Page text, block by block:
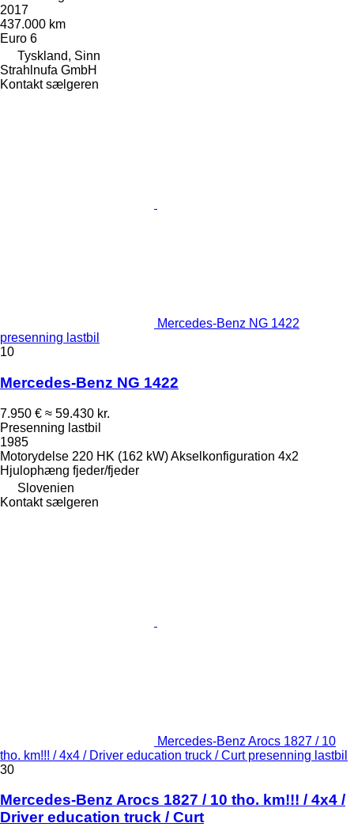
2017
437.000 km
Euro 6
Tyskland, Sinn
Strahlnufa GmbH
Kontakt sælgeren
Mercedes-Benz NG 1422
presenning lastbil
10
Mercedes-Benz NG 1422
7.950 € ≈ 59.430 kr.
Presenning lastbil
1985
Motorydelse 220 HK (162 kW)Akselkonfiguration 4x2
Hjulophæng fjeder/fjeder
Slovenien
Kontakt sælgeren
Mercedes-Benz Arocs 1827 / 10
tho. km!!! / 4x4 / Driver education truck / Curt presenning lastbil
30
Mercedes-Benz Arocs 1827 / 10 tho. km!!! / 4x4 /
Driver education truck / Curt